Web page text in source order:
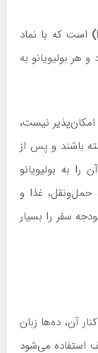
است که با نماد
هر بولیویانو به
امکان‌پذیر نیست،
باشند و پس از
را به بولیویانو
حمل‌ونقل، غذا و
سفر را بسیار
آن، ده‌ها زبان
استفاده می‌شود